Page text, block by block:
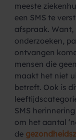
meeste
een SMS te
afspraak.
onderzoeken,
ontvangen
mensen die
maakt het niet
betreft. Ook is
SMS
om het aantal
de